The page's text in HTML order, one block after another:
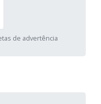
de advertência